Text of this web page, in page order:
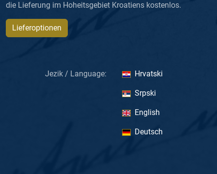
die Lieferung im Hoheitsgebiet Kroatiens kostenlos.
Lieferoptionen
Jezik / Language: Hrvatski
Srpski
English
Deutsch